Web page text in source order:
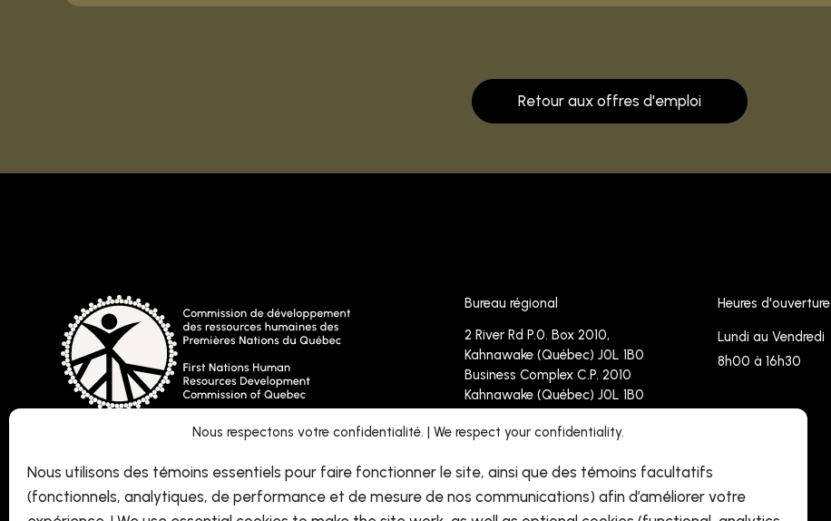
Nous respectons votre confidentialité. | We respect your confidentiality.
Nous utilisons des témoins essentiels pour faire fonctionner le site, ainsi que des témoins facultatifs
(fonctionnels, analytiques, de performance et de mesure de nos communications) afin d’améliorer votre
Retour aux offres d'emploi
Bureau régional
2 River Rd P.0. Box 2010,
Kahnawake (Québec) J0L 1B0
Business Complex C.P. 2010
Kahnawake (Québec) J0L 1B0
Sans frais : 1-833 237 4767
Télécopieur : 450-638-4090
info@cdrhpnq.qc.ca
Heures d'ouverture
Lundi au Vendredi
8h00 à 16h30